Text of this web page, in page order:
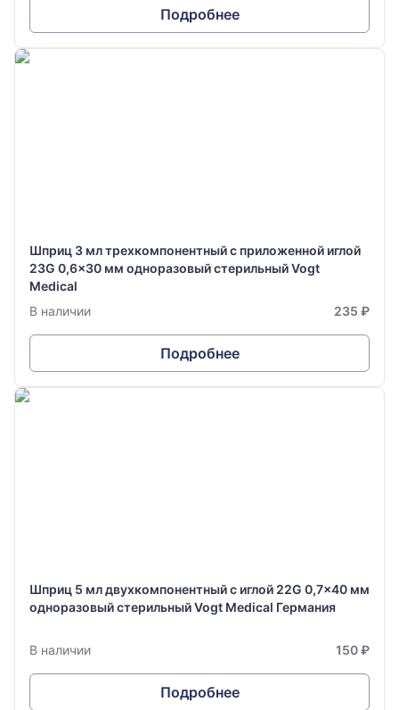
Подробнее
Шприц 3 мл трехкомпонентный с приложенной иглой
23G 0,6x30 мм одноразовый стерильный Vogt
Medical
В наличии
235 ₽
Подробнее
Шприц 5 мл двухкомпонентный с иглой 22G 0,7x40 мм
одноразовый стерильный Vogt Medical Германия
В наличии 150 ₽
Подробнее